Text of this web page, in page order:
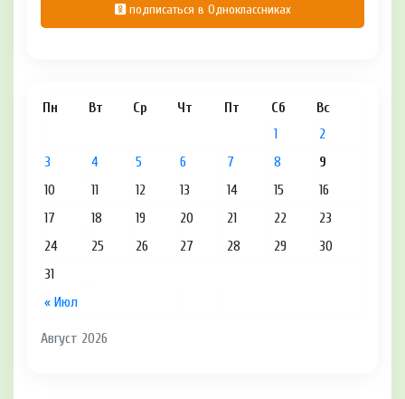
подписаться в Одноклассниках
Август 2026
Пн Вт Ср Чт Пт Сб Вс
« Июл
1
2
3
4 5 6 7 8
9
10
11 12 13 14 15
16
17
18 19 20 21 22
23
24
25 26 27 28 29
30
31